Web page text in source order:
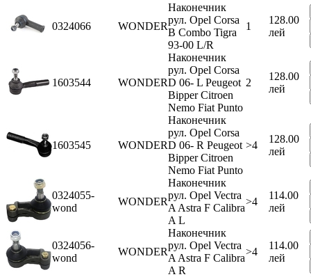
0324066 WONDER
Наконечник
рул. Opel Corsa
B Combo Tigra
93-00 L/R
1
128.00
лей
1603544 WONDER
Наконечник
рул. Opel Corsa
D 06- L Peugeot
Bipper Citroen
Nemo Fiat Punto
2
128.00
лей
1603545 WONDER
Наконечник
рул. Opel Corsa
D 06- R Peugeot
Bipper Citroen
Nemo Fiat Punto
>4
128.00
лей
0324055-
wond
WONDER
Наконечник
рул. Opel Vectra
A Astra F Calibra
A L
>4
114.00
лей
0324056-
wond
WONDER
Наконечник
рул. Opel Vectra
A Astra F Calibra
A R
>4
114.00
лей